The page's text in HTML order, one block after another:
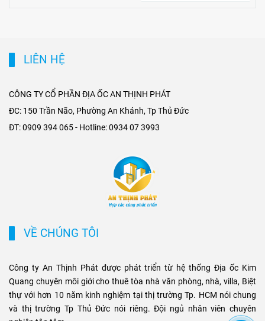
giao thông liên vùng, rút
ngoại thành vào trung tâm,
triển cho các khu đô thị mới,
khu biệt thự cao cấp và cụm
tiện ích di chuyển và hạ tầng
đồng bộ đang tạo ra biên độ
tăng giá và tiềm năng khai
các loại hình bất động sản
này.
khai thác tòa nhà văn phòng
Metro. Sự kết hợp giữa hạ
tầng hiện đại và nhu cầu di
chỉ tạo ưu thế cạnh tranh cho
chủ đầu tư, mà còn mở ra cơ
phân khúc bất động sản
LIÊN HỆ
CÔNG TY CỔ PHẦN ĐỊA ỐC AN THỊNH PHÁT
ĐC: 150 Trần Não, Phường An Khánh, Tp Thủ Đức
ĐT: 0909 394 065 - Hotline: 0934 07 3993
VỀ CHÚNG TÔI
Công ty An Thịnh Phát được phát triển từ hệ thống Địa ốc Kim
Quang chuyên môi giới cho thuê tòa nhà văn phòng, nhà, villa, Biệt
thự với hơn 10 năm kinh nghiệm tại thị trường Tp. HCM nói chung
và thị trường Tp Thủ Đức nói riêng. Đội ngủ nhân viên chuyên